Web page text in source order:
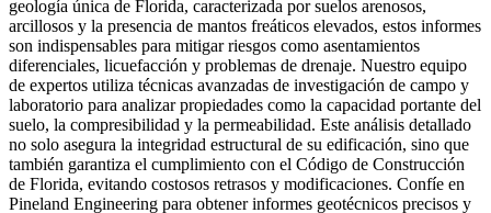
geología única de Florida, caracterizada por suelos arenosos,
arcillosos y la presencia de mantos freáticos elevados, estos informes
son indispensables para mitigar riesgos como asentamientos
diferenciales, licuefacción y problemas de drenaje. Nuestro equipo
de expertos utiliza técnicas avanzadas de investigación de campo y
laboratorio para analizar propiedades como la capacidad portante del
suelo, la compresibilidad y la permeabilidad. Este análisis detallado
no solo asegura la integridad estructural de su edificación, sino que
también garantiza el cumplimiento con el Código de Construcción
de Florida, evitando costosos retrasos y modificaciones. Confíe en
Pineland Engineering para obtener informes geotécnicos precisos y